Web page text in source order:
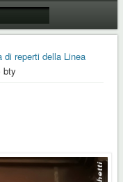
di reperti della Linea
bty